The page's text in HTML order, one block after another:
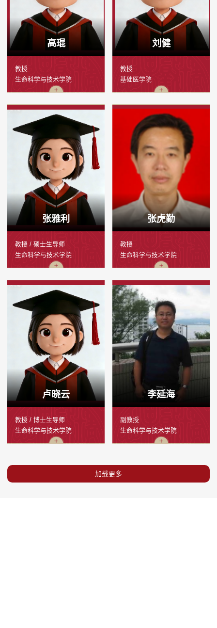
高琨
教授
生命科学与技术学院
刘健
教授
基础医学院
张雅利
教授 / 硕士生导师
生命科学与技术学院
张虎勤
教授
生命科学与技术学院
卢晓云
教授 / 博士生导师
生命科学与技术学院
李延海
副教授
生命科学与技术学院
加载更多